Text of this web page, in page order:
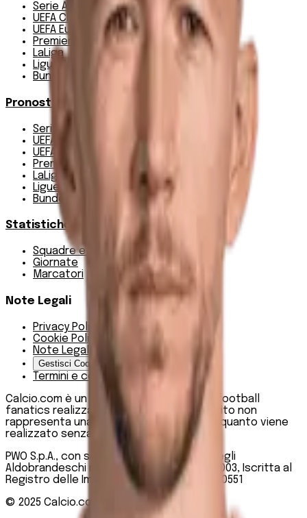
Serie A
UEFA Champions League Teams
UEFA Europa League Teams
Premier League
LaLiga
Ligue 1
Bundesliga
Pronostici
Serie A
UEFA Champions League Teams
UEFA Europa League Teams
Premier League
LaLiga
Ligue 1
Bundesliga
Statistiche
Squadre e classifica
Giornate
Marcatori
Note Legali
Privacy Policy
Cookie Policy
Note Legali
Gestisci Cookie
Termini e condizioni
Calcio.com è un innovativo data hub per football
fanatics realizzato da PWO SpA. Questo sito non
rappresenta una testata giornalistica, in quanto viene
realizzato senza alcuna periodicità.
PWO S.p.A., con sede legale in Roma, Via degli
Aldobrandeschi n. 300, C.F. e P.IVA 13747301003, Iscritta al
Registro delle Imprese di Roma n. R.E.A 1470551
© 2025 Calcio.com